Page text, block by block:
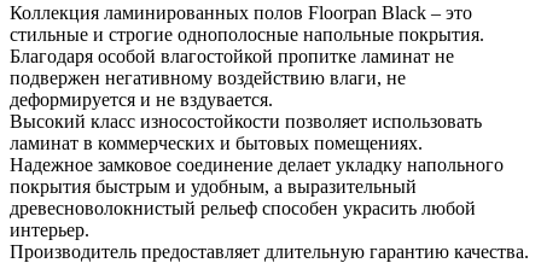
Коллекция ламинированных полов Floorpan Black – это
стильные и строгие однополосные напольные покрытия.
Благодаря особой влагостойкой пропитке ламинат не
подвержен негативному воздействию влаги, не
деформируется и не вздувается.
Высокий класс износостойкости позволяет использовать
ламинат в коммерческих и бытовых помещениях.
Надежное замковое соединение делает укладку напольного
покрытия быстрым и удобным, а выразительный
древесноволокнистый рельеф способен украсить любой
интерьер.
Производитель предоставляет длительную гарантию качества.